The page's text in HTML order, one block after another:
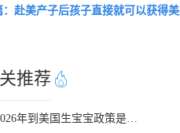
：赴美产子后孩子直接就可以获得
推荐
2026年到美国生宝宝政策是否发生变动